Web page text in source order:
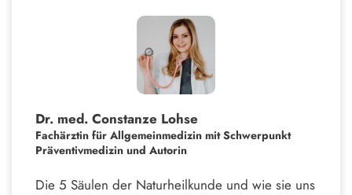
Dr. med. Constanze Lohse
Fachärztin für Allgemeinmedizin mit Schwerpunkt
Präventivmedizin und Autorin
Die 5 Säulen der Naturheilkunde und wie sie uns